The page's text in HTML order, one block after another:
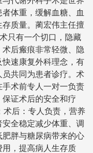
体重，缓解血糖、血
质量。蔺宏伟主任擅
只有一个切口，隐藏
后瘢痕非常轻微、隐
速康复外科理念，有
共同为患者诊疗。术
术前专人一对一负责
证术后的安全和疗
术后：专人负责，营养
全稳定减少体重、调
胖与糖尿病带来的心
，提高病人生存质